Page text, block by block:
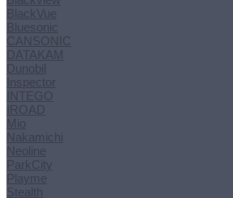
BlackVue
Bluesonic
CANSONIC
DATAKAM
Dunobil
Inspector
INTEGO
IROAD
Mio
Nakamichi
Neoline
ParkCity
Playme
Stealth